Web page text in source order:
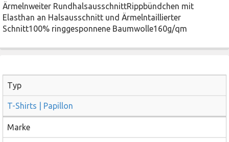
Ärmelnweiter RundhalsausschnittRippbündchen mit
Elasthan an Halsausschnitt und Ärmelntaillierter
Schnitt100% ringgesponnene Baumwolle160g/qm
Typ
T-Shirts | Papillon
Marke